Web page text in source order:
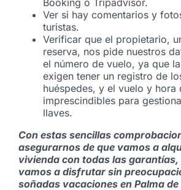
Ver si hay comentarios y
turistas.
Verificar que el propietario,
reserva, nos pide nuestros
el número de vuelo, ya que
exigen tener un registro de
huéspedes, y el vuelo y hora
imprescindibles para
llaves.
Con estas sencillas
asegurarnos de que vamos a
vivienda con todas las garantías,
vamos a disfrutar sin
soñadas vacaciones en Palma